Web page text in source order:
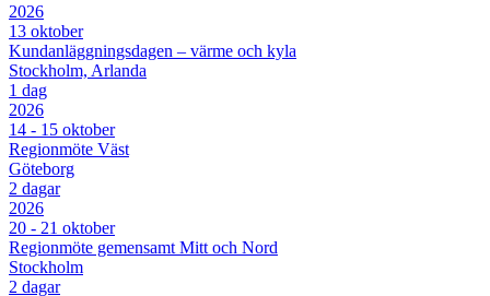
2026
13 oktober
Kundanläggningsdagen – värme och kyla
Stockholm, Arlanda
1 dag
2026
14 - 15 oktober
Regionmöte Väst
Göteborg
2 dagar
2026
20 - 21 oktober
Regionmöte gemensamt Mitt och Nord
Stockholm
2 dagar